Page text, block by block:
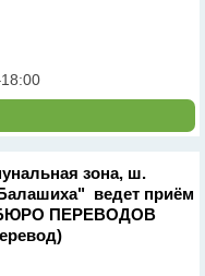
зона, ш.
ведет приём
БЮРО ПЕРЕВОДОВ